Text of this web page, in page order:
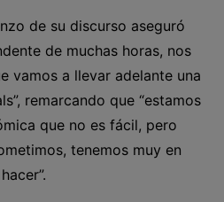
de su discurso aseguró
de muchas horas, nos
vamos a llevar adelante una
remarcando que “estamos
que no es fácil, pero
tenemos muy en